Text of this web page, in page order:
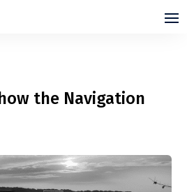
the Navigation